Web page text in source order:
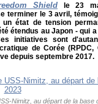
Shield le 23
terminer le 3 avril,
état de tension
étendus au Japon - qui
initiatives sont
de Corée
depuis septembre 2017.
Nimitz, au départ de la base